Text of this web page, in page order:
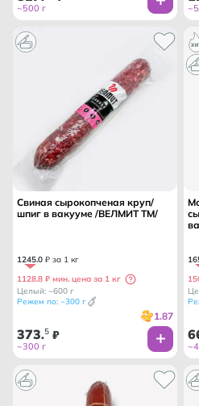
~500 г
Свиная сырокопченая круп/
шпиг в вакууме /ВЕЛМИТ ТМ/
1245.0 ₽ за 1 кг
1128.8 ₽ мин. цена за 1 кг
Целый: ~600 г
Режем по: ~300 г
1.87
373.5 ₽
~300 г